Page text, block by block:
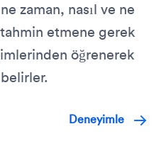
zaman, nasıl ve ne
etmene gerek
öğrenerek
Deneyimle